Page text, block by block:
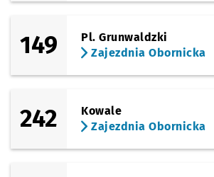
149
Pl. Grunwaldzki
Zajezdnia Obornicka
242
Kowale
Zajezdnia Obornicka